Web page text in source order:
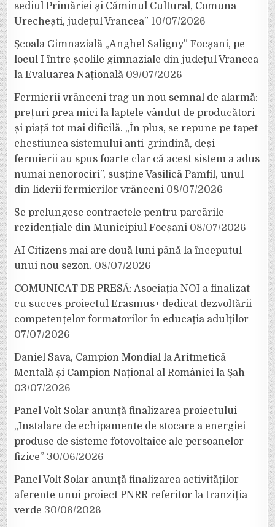
sediul Primăriei și Căminul Cultural, Comuna
Urechești, județul Vrancea” 10/07/2026
Școala Gimnazială „Anghel Saligny” Focșani, pe
locul I între școlile gimnaziale din județul Vrancea
la Evaluarea Națională 09/07/2026
Fermierii vrânceni trag un nou semnal de alarmă:
prețuri prea mici la laptele vândut de producători
și piață tot mai dificilă. „În plus, se repune pe tapet
chestiunea sistemului anti-grindină, deși
fermierii au spus foarte clar că acest sistem a adus
numai nenorociri”, susține Vasilică Pamfil, unul
din liderii fermierilor vrânceni 08/07/2026
Se prelungesc contractele pentru parcările
rezidențiale din Municipiul Focșani 08/07/2026
AI Citizens mai are două luni până la începutul
unui nou sezon. 08/07/2026
COMUNICAT DE PRESĂ: Asociația NOI a finalizat
cu succes proiectul Erasmus+ dedicat dezvoltării
competențelor formatorilor în educația adulților
07/07/2026
Daniel Sava, Campion Mondial la Aritmetică
Mentală și Campion Național al României la Șah
03/07/2026
Panel Volt Solar anunță finalizarea proiectului
„Instalare de echipamente de stocare a energiei
produse de sisteme fotovoltaice ale persoanelor
fizice” 30/06/2026
Panel Volt Solar anunță finalizarea activităților
aferente unui proiect PNRR referitor la tranziția
verde 30/06/2026